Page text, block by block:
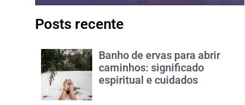
Posts recente
Banho de ervas para abrir
caminhos: significado
espiritual e cuidados